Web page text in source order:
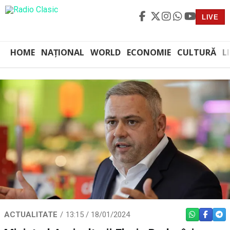
LIVE
HOME NAȚIONAL WORLD ECONOMIE CULTURĂ
ACTUALITATE 13:15 / 18/01/2024 WHATSAPP